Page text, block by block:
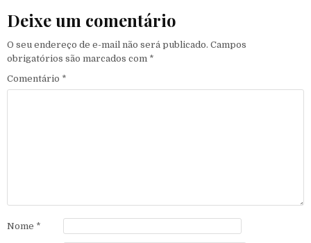
Deixe um comentário
O seu endereço de e-mail não será publicado. Campos
obrigatórios são marcados com *
Comentário *
Nome *